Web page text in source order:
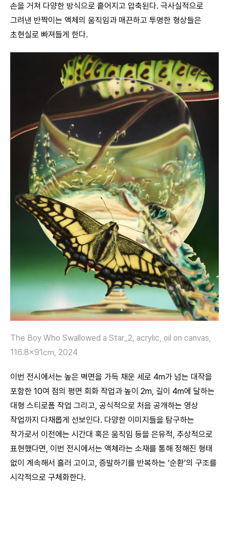
손을 거쳐 다양한 방식으로 흩어지고 압축된다. 극사실적으로
그려낸 반짝이는 액체의 움직임과 매끈하고 투명한 형상들은
초현실로 빠져들게 한다.
The Boy Who Swallowed a Star_2, acrylic, oil on canvas,
116.8×91㎝, 2024
이번 전시에서는 높은 벽면을 가득 채운 세로 4m가 넘는 대작을
포함한 10여 점의 평면 회화 작업과 높이 2m, 길이 4m에 달하는
대형 스티로폼 작업 그리고, 공식적으로 처음 공개하는 영상
작업까지 다채롭게 선보인다. 다양한 이미지들을 탐구하는
작가로서 이전에는 시간대 혹은 움직임 등을 은유적, 추상적으로
표현했다면, 이번 전시에서는 액체라는 소재를 통해 정해진 형태
없이 계속해서 흘러 고이고, 증발하기를 반복하는 ‘순환’의 구조를
시각적으로 구체화한다.